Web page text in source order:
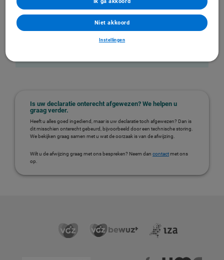
Prestatiecode P045 - Toeslag immediaat
Is uw declaratie onterecht afgewezen? We helpen u
graag verder.
Heeft u alles goed ingediend, maar is uw declaratie toch afgewezen? Dan is
dit misschien onterecht gebeurd, bijvoorbeeld door een technische storing.
We bekijken graag samen met u wat de oorzaak is van de afwijzing.
Wilt u de afwijzing graag met ons bespreken? Neem dan contactmet ons
op.
Instellingen
Niet akkoord